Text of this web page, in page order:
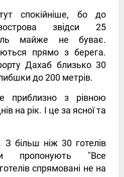
спокійніше, бо до
звідси 25
майже не буває.
прямо з берега.
Дахаб близько 30
до 200 метрів.
приблизно з рівною
на рік. І це за ясної та
З більш ніж 30 готелів
пропонують "Все
спрямовані не на